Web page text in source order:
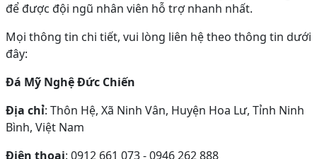
để được đội ngũ nhân viên hỗ trợ nhanh nhất.
Mọi thông tin chi tiết, vui lòng liên hệ theo thông tin dưới
đây:
Đá Mỹ Nghệ Đức Chiến
Địa chỉ: Thôn Hệ, Xã Ninh Vân, Huyện Hoa Lư, Tỉnh Ninh
Bình, Việt Nam
Điện thoại: 0912 661 073 - 0946 262 888